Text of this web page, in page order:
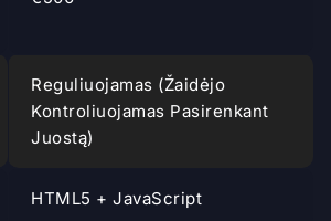
Reguliuojamas (žaidėjo
Kontroliuojamas Pasirenkant
Juostą)
HTML5 + JavaScript